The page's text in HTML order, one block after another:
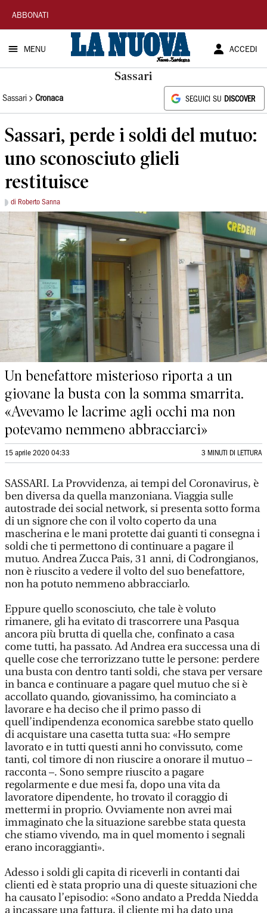
La
Nuova
Sardegna
ABBONATI
MENU ACCEDI
Sassari
Sassari Cronaca SEGUICI SU DISCOVER
Sassari, perde i soldi del mutuo:
uno sconosciuto glieli
restituisce
di Roberto Sanna
Un benefattore misterioso riporta a un
giovane la busta con la somma smarrita.
«Avevamo le lacrime agli occhi ma non
potevamo nemmeno abbracciarci»
15 aprile 2020 04:33 3 MINUTI DI LETTURA
SASSARI. La Provvidenza, ai tempi del Coronavirus, è
ben diversa da quella manzoniana. Viaggia sulle
autostrade dei social network, si presenta sotto forma
di un signore che con il volto coperto da una
mascherina e le mani protette dai guanti ti consegna i
soldi che ti permettono di continuare a pagare il
mutuo. Andrea Zucca Pais, 31 anni, di Codrongianos,
non è riuscito a vedere il volto del suo benefattore,
non ha potuto nemmeno abbracciarlo.
Eppure quello sconosciuto, che tale è voluto
rimanere, gli ha evitato di trascorrere una Pasqua
ancora più brutta di quella che, confinato a casa
come tutti, ha passato. Ad Andrea era successa una di
quelle cose che terrorizzano tutte le persone: perdere
una busta con dentro tanti soldi, che stava per versare
in banca e continuare a pagare quel mutuo che si è
accollato quando, giovanissimo, ha cominciato a
lavorare e ha deciso che il primo passo di
quell’indipendenza economica sarebbe stato quello
di acquistare una casetta tutta sua: «Ho sempre
lavorato e in tutti questi anni ho convissuto, come
tanti, col timore di non riuscire a onorare il mutuo –
racconta –. Sono sempre riuscito a pagare
regolarmente e due mesi fa, dopo una vita da
lavoratore dipendente, ho trovato il coraggio di
mettermi in proprio. Ovviamente non avrei mai
immaginato che la situazione sarebbe stata questa
che stiamo vivendo, ma in quel momento i segnali
erano incoraggianti».
Adesso i soldi gli capita di riceverli in contanti dai
clienti ed è stata proprio una di queste situazioni che
ha causato l’episodio: «Sono andato a Predda Niedda
a incassare una fattura, il cliente mi ha dato una